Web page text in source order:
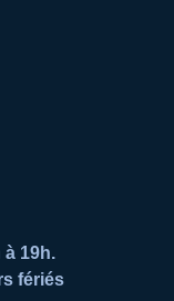
à 19h.
fériés